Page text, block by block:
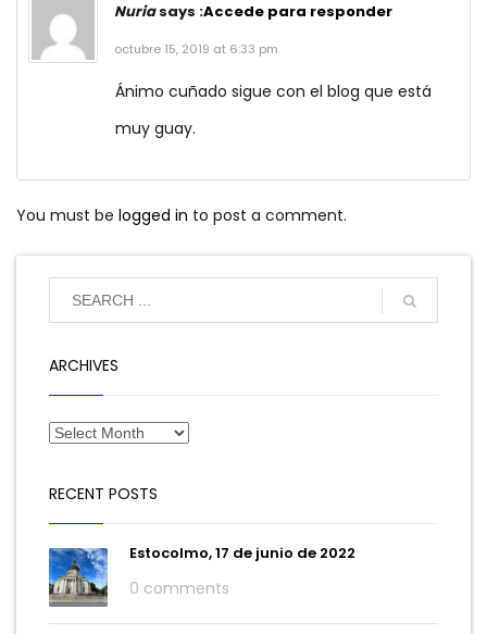
Nuriasays :Accede para responder
octubre 15, 2019 at 6:33 pm
Ánimo cuñado sigue con el blog que está
muy guay.
You must be logged in to post a comment.
ARCHIVES
RECENT POSTS
Estocolmo, 17 de junio de 2022
0 comments